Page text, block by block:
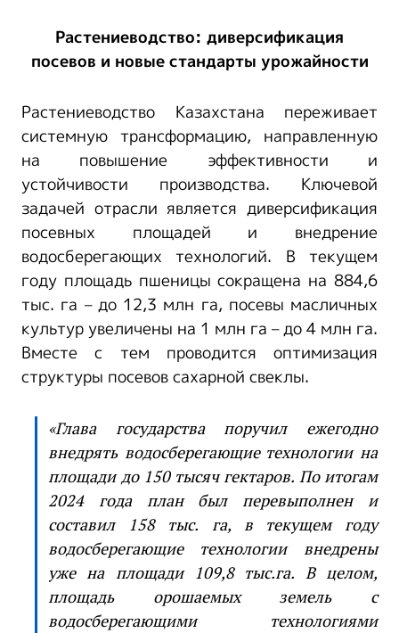
Растениеводство: диверсификация
посевов и новые стандарты урожайности
Растениеводство Казахстана переживает
системную трансформацию, направленную
на повышение эффективности и
устойчивости производства. Ключевой
задачей отрасли является диверсификация
посевных площадей и внедрение
водосберегающих технологий. В текущем
году площадь пшеницы сокращена на 884,6
тыс. га – до 12,3 млн га, посевы масличных
культур увеличены на 1 млн га – до 4 млн га.
Вместе с тем проводится оптимизация
структуры посевов сахарной свеклы.
«Глава государства поручил ежегодно
внедрять водосберегающие технологии на
площади до 150 тысяч гектаров. По итогам
2024 года план был перевыполнен и
составил 158 тыс. га, в текущем году
водосберегающие технологии внедрены
уже на площади 109,8 тыс.га. В целом,
площадь орошаемых земель с
водосберегающими технологиями